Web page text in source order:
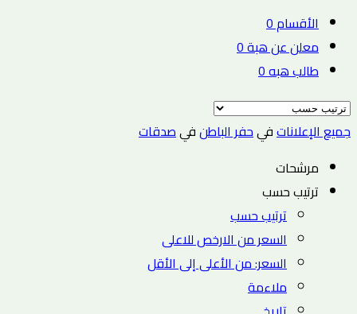
الأقسام0
معلن عن هبة0
طالب هبه0
جميع الإعلاناتفيحفر الباطنفيصدقات
مرشحات
ترتيب حسب
ترتيب حسب
السعر من الارخص للاعلى
السعر: من الأعلى إلى الأقل
ملاءمة